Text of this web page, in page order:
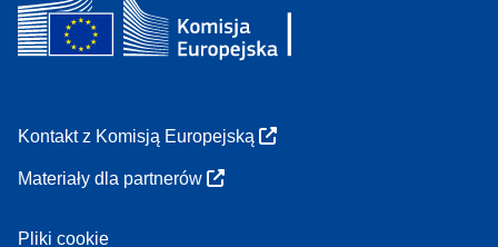
Kontakt z Komisją Europejską
Materiały dla partnerów
Pliki cookie